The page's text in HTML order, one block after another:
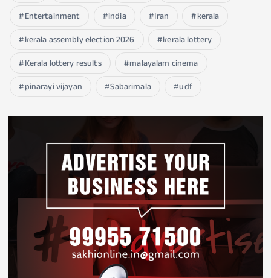
Entertainment
india Iran
kerala
kerala assembly election 2026
kerala lottery
Kerala lottery results
malayalam cinema
pinarayi vijayan
Sabarimala udf